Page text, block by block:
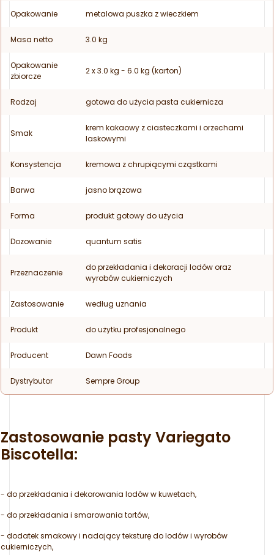
Opakowanie metalowa puszka z wieczkiem
Masa netto 3.0 kg
Opakowanie
zbiorcze
2 x 3.0 kg - 6.0 kg (karton)
Rodzaj gotowa do użycia pasta cukiernicza
Smak
krem kakaowy z ciasteczkami i orzechami
laskowymi
Konsystencja kremowa z chrupiącymi cząstkami
Barwa jasno brązowa
Forma produkt gotowy do użycia
Dozowanie quantum satis
Przeznaczenie
do przekładania i dekoracji lodów oraz
wyrobów cukierniczych
Zastosowanie według uznania
Produkt do użytku profesjonalnego
Producent Dawn Foods
Dystrybutor Sempre Group
Zastosowanie pasty Variegato
Biscotella:
- do przekładania i dekorowania lodów w kuwetach,
- do przekładania i smarowania tortów,
- dodatek smakowy i nadający teksturę do lodów i wyrobów
cukierniczych,